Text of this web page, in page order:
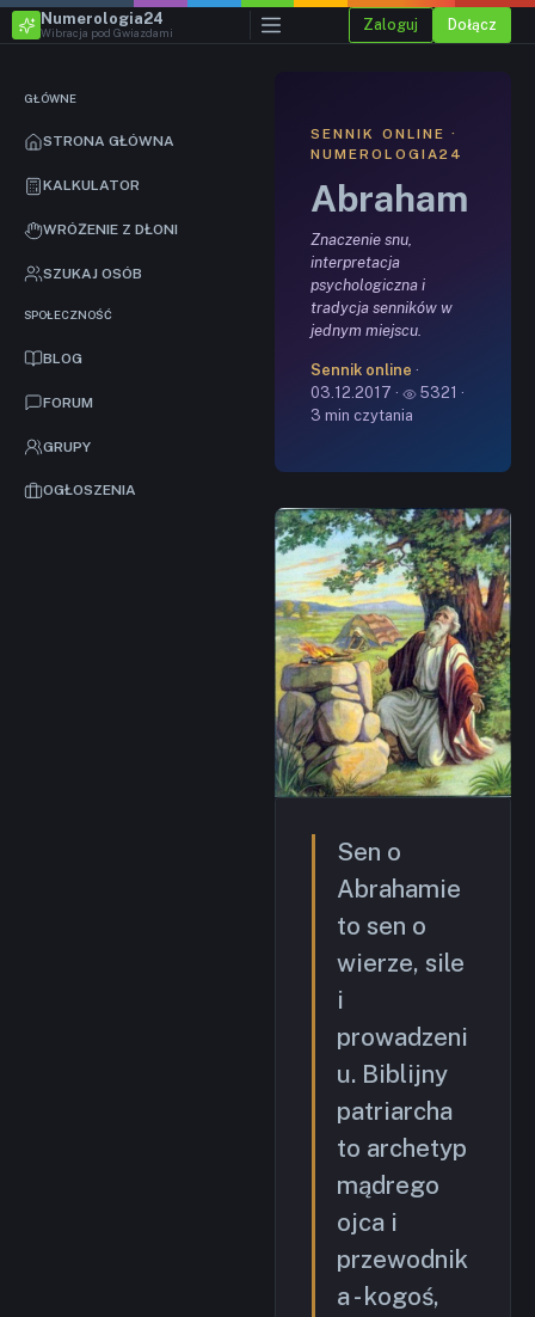
GŁÓWNE
STRONA GŁÓWNA
KALKULATOR
WRÓŻENIE Z DŁONI
SZUKAJ OSÓB
SPOŁECZNOŚĆ
BLOG
FORUM
GRUPY
OGŁOSZENIA
Numerologia24
Wibracja pod Gwiazdami Zaloguj Dołącz
SENNIK ONLINE ·
NUMEROLOGIA24
Abraham
Znaczenie snu,
interpretacja
psychologiczna i
tradycja senników w
jednym miejscu.
Sennik online ·
03.12.2017 ·
5321 ·
3 min czytania
Sen o
Abrahamie
to sen o
wierze, sile
i
prowadzeni
u. Biblijny
patriarcha
to archetyp
mądrego
ojca i
przewodnik
a - kogoś,